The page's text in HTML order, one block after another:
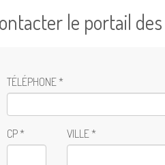
le portail
TÉLÉPHONE *
CP * VILLE *